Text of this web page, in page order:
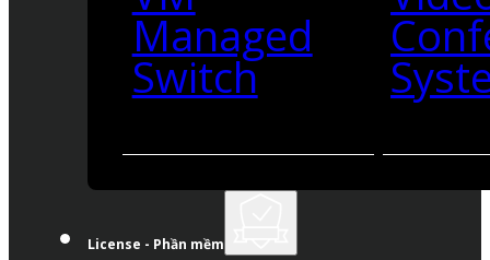
Managed
Switch
License - Phần mềm